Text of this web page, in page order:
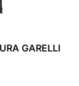
GARELLI